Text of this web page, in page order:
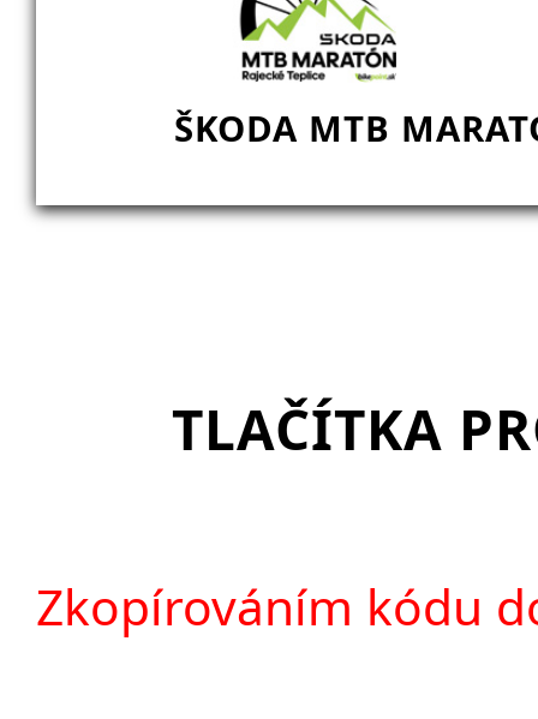
ŠKODA MTB
TLAČÍTKA
Zkopírováním kódu